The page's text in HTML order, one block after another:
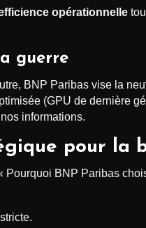
opérationnelle
guerre
BNP Paribas vise la
(GPU de dernière
informations.
pour la
BNP Paribas